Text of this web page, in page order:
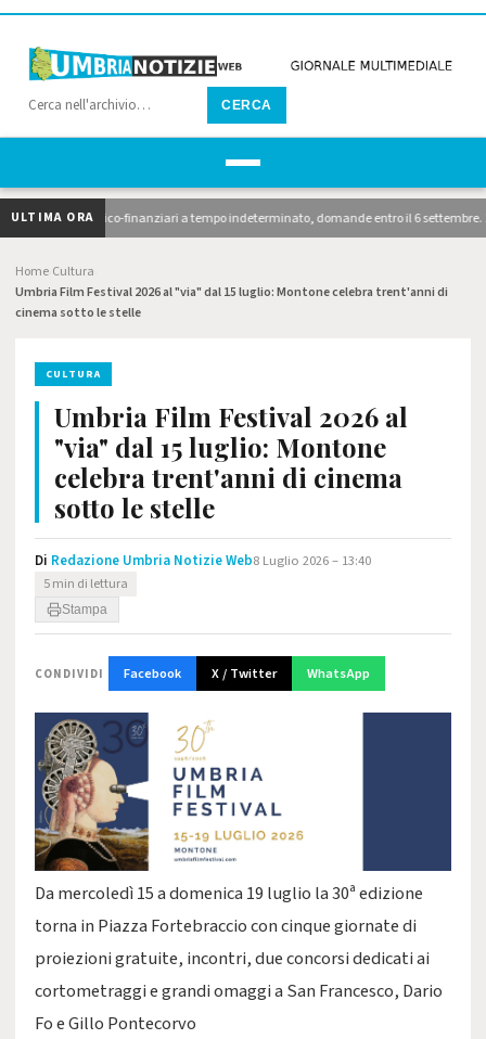
CERCA
ULTIMA ORA
economico-finanziari a tempo indeterminato, domande entro il 6 settembre. 10
Home Cultura
Umbria Film Festival 2026 al "via" dal 15 luglio: Montone celebra trent'anni di
cinema sotto le stelle
CULTURA
Umbria Film Festival 2026 al
"via" dal 15 luglio: Montone
celebra trent'anni di cinema
sotto le stelle
Di Redazione Umbria Notizie Web8 Luglio 2026 – 13:40
5 min di lettura
Stampa
CONDIVIDI Facebook X / Twitter WhatsApp
Da mercoledì 15 a domenica 19 luglio la 30ª edizione
torna in Piazza Fortebraccio con cinque giornate di
proiezioni gratuite, incontri, due concorsi dedicati ai
cortometraggi e grandi omaggi a San Francesco, Dario
Fo e Gillo Pontecorvo